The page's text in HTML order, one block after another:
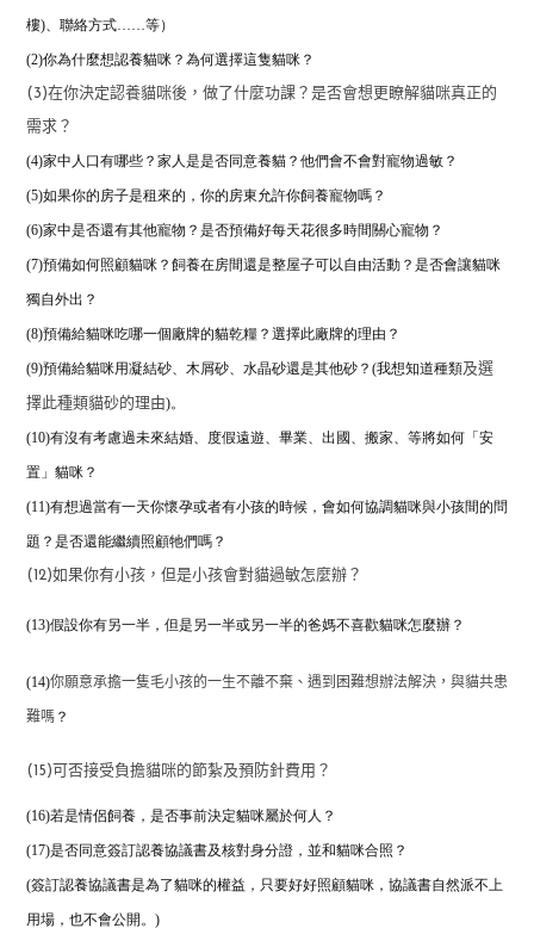
樓)、聯絡方式……等）
(2)你為什麼想認養貓咪？為何選擇這隻貓咪？
(3)在你決定認養貓咪後，做了什麼功課？是否會想更瞭解貓咪真正的
需求？
(4)家中人口有哪些？家人是是否同意養貓？他們會不會對寵物過敏？
(5)如果你的房子是租來的，你的房東允許你飼養寵物嗎？
(6)家中是否還有其他寵物？是否預備好每天花很多時間關心寵物？
(7)預備如何照顧貓咪？飼養在房間還是整屋子可以自由活動？是否會讓貓咪
獨自外出？
(8)預備給貓咪吃哪一個廠牌的貓乾糧？ 選擇此廠牌的理由？
(9)預備給貓咪用凝結砂、木屑砂、水晶砂還是其他砂？(我想知道種類及選
擇此種類貓砂的理由)。
(10)有沒有考慮過未來結婚、度假遠遊、畢業、出國、搬家、等將如何「安
置」貓咪？
(11)有想過當有一天你懷孕或者有小孩的時候， 會如何協調貓咪與小孩間的問
題？是否還能繼續照顧牠們嗎？
(12)如果你有小孩，但是小孩會對貓過敏怎麼辦？
(13)假設你有另一半，但是另一半或另一半的爸媽不喜歡貓咪怎麼辦？
(14)你願意承擔一隻毛小孩的一生不離不棄、遇到困難想辦法解決，與貓共患
難嗎？
(15)可否接受負擔貓咪的節紮及預防針費用？
(16)若是情侶飼養，是否事前決定貓咪屬於何人？
(17)是否同意簽訂認養協議書及核對身分證，並和貓咪合照？
(簽訂認養協議書是為了貓咪的權益，只要好好照顧貓咪，協議書自然派不上
用場，也不會公開。)